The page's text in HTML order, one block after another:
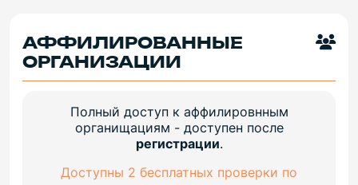
АФФИЛИРОВАННЫЕ
ОРГАНИЗАЦИИ
Полный доступ к аффилировнным
органищациям - доступен после
регистрации.
Доступны 2 бесплатных проверки по